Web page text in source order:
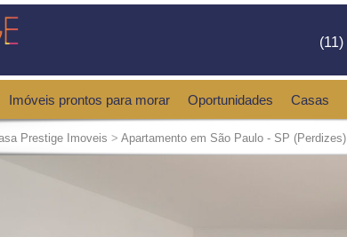
(11)
Imóveis prontos para morar Oportunidades Casas
Prestige Imoveis > Apartamento em São Paulo - SP (Perdizes)